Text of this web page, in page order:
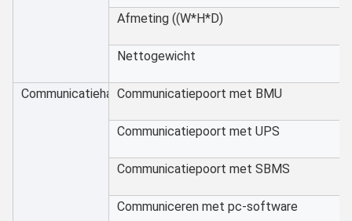
Afmeting ((W*H*D)
Nettogewicht
CommunicatiehavenCommunicatiepoort met BMU
Communicatiepoort met UPS
Communicatiepoort met SBMS
Communiceren met pc-software